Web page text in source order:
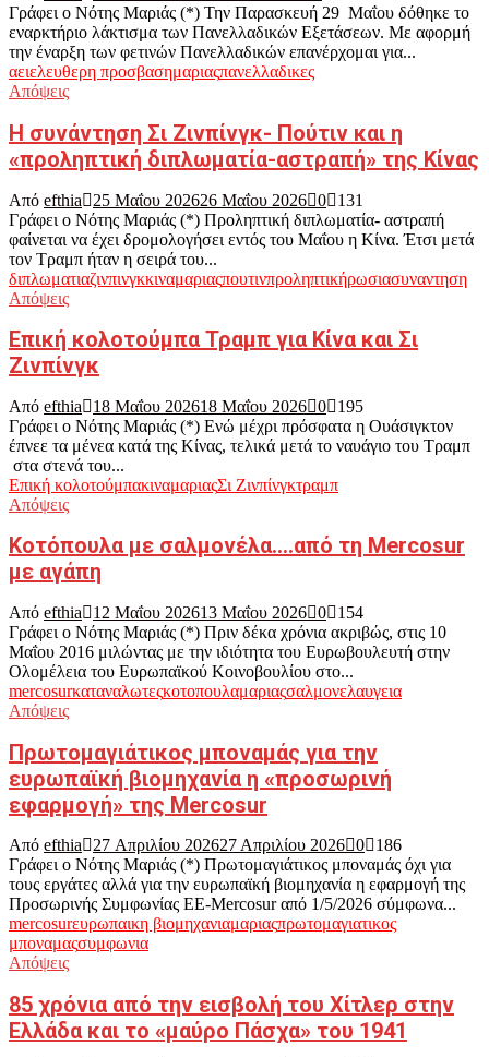
Γράφει ο Νότης Μαριάς (*) Την Παρασκευή 29 Μαΐου δόθηκε το
εναρκτήριο λάκτισμα των Πανελλαδικών Εξετάσεων. Με αφορμή
την έναρξη των φετινών Πανελλαδικών επανέρχομαι για...
αειελευθερη προσβασημαριαςπανελλαδικες
Απόψεις
Η συνάντηση Σι Ζινπίνγκ- Πούτιν και η
«προληπτική διπλωματία-αστραπή» της Κίνας
Από efthia 25 Μαΐου 202626 Μαΐου 2026 0
131
Γράφει ο Νότης Μαριάς (*) Προληπτική διπλωματία- αστραπή
φαίνεται να έχει δρομολογήσει εντός του Μαΐου η Κίνα. Έτσι μετά
τον Τραμπ ήταν η σειρά του...
διπλωματιαζινπινγκκιναμαριαςπουτινπροληπτικήρωσιασυναντηση
Απόψεις
Επική κολοτούμπα Τραμπ για Κίνα και Σι
Ζινπίνγκ
Από efthia 18 Μαΐου 202618 Μαΐου 2026 0
195
Γράφει ο Νότης Μαριάς (*) Ενώ μέχρι πρόσφατα η Ουάσιγκτον
έπνεε τα μένεα κατά της Κίνας, τελικά μετά το ναυάγιο του Τραμπ
στα στενά του...
Επική κολοτούμπακιναμαριαςΣι Ζινπίνγκτραμπ
Απόψεις
Κοτόπουλα με σαλμονέλα….από τη Mercosur
με αγάπη
Από efthia 12 Μαΐου 202613 Μαΐου 2026 0
154
Γράφει ο Νότης Μαριάς (*) Πριν δέκα χρόνια ακριβώς, στις 10
Μαΐου 2016 μιλώντας με την ιδιότητα του Ευρωβουλευτή στην
Ολομέλεια του Ευρωπαϊκού Κοινοβουλίου στο...
mercosurκαταναλωτεςκοτοπουλαμαριαςσαλμονελαυγεια
Απόψεις
Πρωτομαγιάτικος μποναμάς για την
ευρωπαϊκή βιομηχανία η «προσωρινή
εφαρμογή» της Mercosur
Από efthia 27 Απριλίου 202627 Απριλίου 2026 0
186
Γράφει ο Νότης Μαριάς (*) Πρωτομαγιάτικος μποναμάς όχι για
τους εργάτες αλλά για την ευρωπαϊκή βιομηχανία η εφαρμογή της
Προσωρινής Συμφωνίας ΕΕ-Mercosur από 1/5/2026 σύμφωνα...
mercosurευρωπαικη βιομηχανιαμαριαςπρωτομαγιατικος
μποναμαςσυμφωνια
Απόψεις
85 χρόνια από την εισβολή του Χίτλερ στην
Ελλάδα και το «μαύρο Πάσχα» του 1941